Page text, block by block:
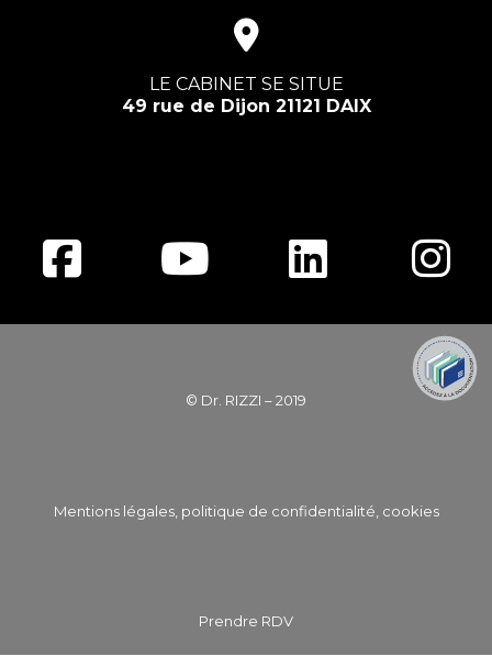
LE CABINET SE SITUE
49 rue de Dijon 21121 DAIX
© Dr. RIZZI – 2019
Mentions légales, politique de confidentialité, cookies
Prendre RDV